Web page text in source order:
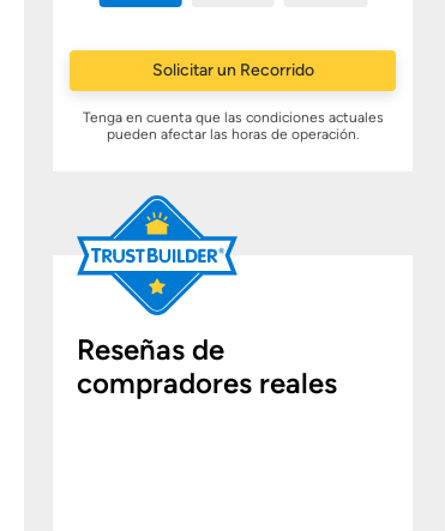
Solicitar un Recorrido
Tenga en cuenta que las condiciones actuales
pueden afectar las horas de operación.
Reseñas de
compradores reales